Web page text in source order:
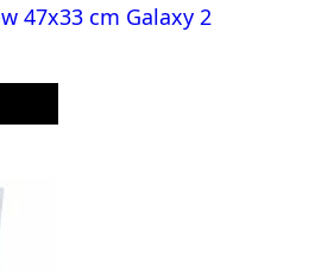
47x33 cm Galaxy 2